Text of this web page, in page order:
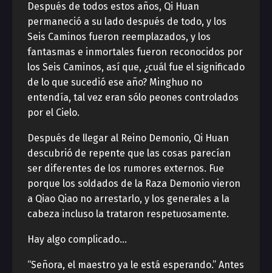
Después de todos estos años, Qi Huan
permaneció a su lado después de todo, y los
Seis Caminos fueron reemplazados, y los
fantasmas e inmortales fueron reconocidos por
los Seis Caminos, así que, ¿cuál fue el significado
de lo que sucedió ese año? Minghuo no
entendía, tal vez eran sólo peones controlados
por el Cielo.
Después de llegar al Reino Demonio, Qi Huan
descubrió de repente que las cosas parecían
ser diferentes de los rumores externos. Fue
porque los soldados de la Raza Demonio vieron
a Qiao Qiao no arrestarlo, y los generales a la
cabeza incluso la trataron respetuosamente.
Hay algo complicado…
“Señora, el maestro ya le está esperando.” Antes